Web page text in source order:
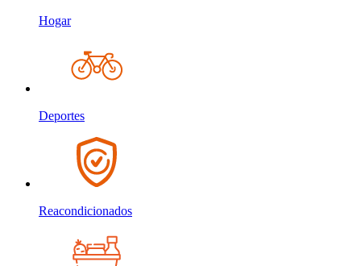
Hogar
Deportes
Reacondicionados